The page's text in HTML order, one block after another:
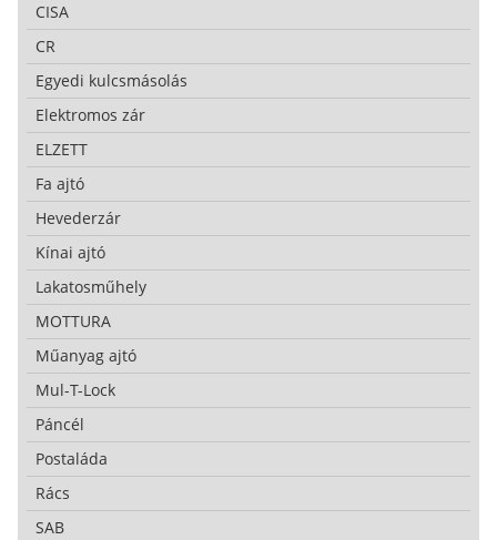
CISA
CR
Egyedi kulcsmásolás
Elektromos zár
ELZETT
Fa ajtó
Hevederzár
Kínai ajtó
Lakatosműhely
MOTTURA
Műanyag ajtó
Mul-T-Lock
Páncél
Postaláda
Rács
SAB